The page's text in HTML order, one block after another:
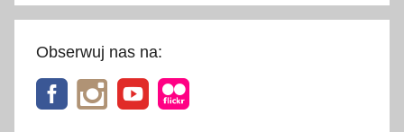
Obserwuj nas na: